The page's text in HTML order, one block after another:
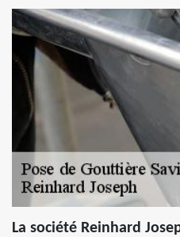
La société Reinhard